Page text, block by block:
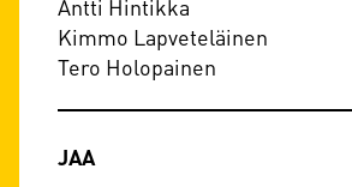
Antti Hintikka
Kimmo Lapveteläinen
Tero Holopainen